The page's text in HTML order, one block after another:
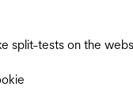
split-tests on the